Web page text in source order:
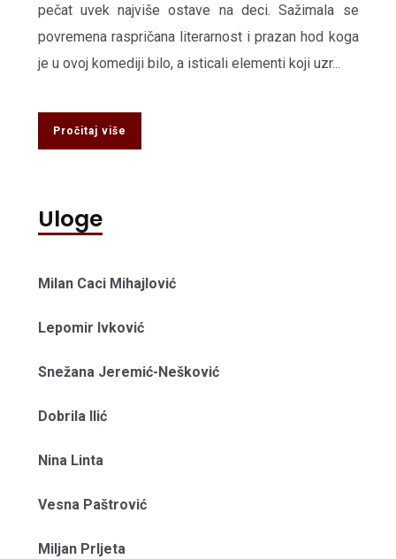
pečat uvek najviše ostave na deci. Sažimala se
povremena raspričana literarnost i prazan hod koga
je u ovoj komediji bilo, a isticali elementi koji uzr...
Pročitaj više
Uloge
Milan Caci Mihajlović
Lepomir Ivković
Snežana Jeremić-Nešković
Dobrila Ilić
Nina Linta
Vesna Paštrović
Miljan Prljeta